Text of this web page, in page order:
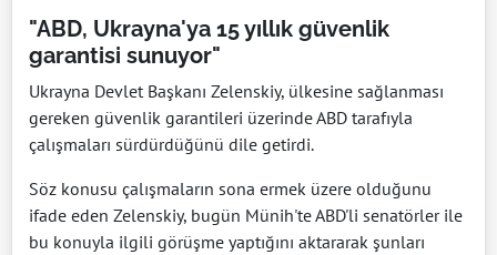
"ABD, Ukrayna'ya 15 yıllık güvenlik
garantisi sunuyor"
Ukrayna Devlet Başkanı Zelenskiy, ülkesine sağlanması
gereken güvenlik garantileri üzerinde ABD tarafıyla
çalışmaları sürdürdüğünü dile getirdi.
Söz konusu çalışmaların sona ermek üzere olduğunu
ifade eden Zelenskiy, bugün Münih'te ABD'li senatörler ile
bu konuyla ilgili görüşme yaptığını aktararak şunları